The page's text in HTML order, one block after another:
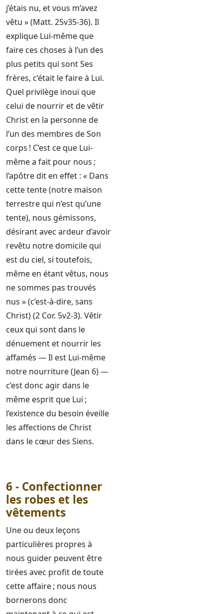
j’étais nu, et vous m’avez
vêtu » (Matt. 25v35-36). Il
explique Lui-même que
faire ces choses à l’un des
plus petits qui sont Ses
frères, c’était le faire à Lui.
Quel privilège inouï que
celui de nourrir et de vêtir
Christ en la personne de
l’un des membres de Son
corps ! C’est ce que Lui-
même a fait pour nous ;
l’apôtre dit en effet : « Dans
cette tente (notre maison
terrestre qui n’est qu’une
tente), nous gémissons,
désirant avec ardeur d’avoir
revêtu notre domicile qui
est du ciel, si toutefois,
même en étant vêtus, nous
ne sommes pas trouvés
nus » (c’est-à-dire, sans
Christ) (2 Cor. 5v2-3). Vêtir
ceux qui sont dans le
dénuement et nourrir les
affamés — Il est Lui-même
notre nourriture (Jean 6) —
c’est donc agir dans le
même esprit que Lui ;
l’existence du besoin éveille
les affections de Christ
dans le cœur des Siens.
6 - Confectionner
les robes et les
vêtements
Une ou deux leçons
particulières propres à
nous guider peuvent être
tirées avec profit de toute
cette affaire ; nous nous
bornerons donc